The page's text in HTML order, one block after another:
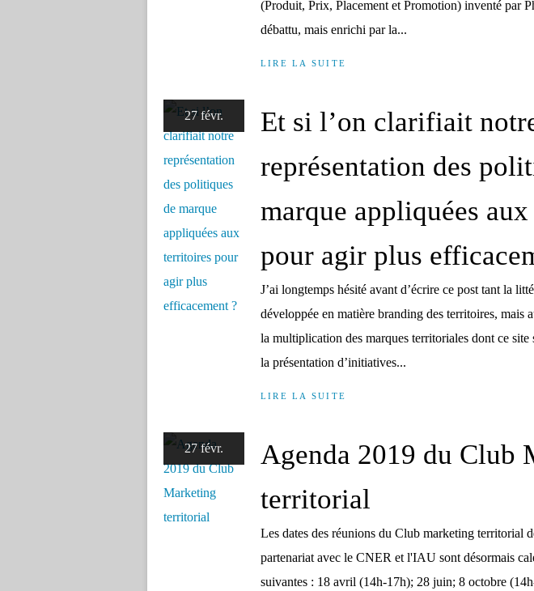
(Produit, Prix, Placement et Promotion) inventé par
débattu, mais enrichi par la...
LIRE LA SUITE
27 févr.
Et si l’on clarifiait
représentation des
marque appliquées
pour agir plus
J’ai longtemps hésité avant d’écrire ce post tant la
développée en matière branding des territoires, mais
la multiplication des marques territoriales dont ce site
la présentation d’initiatives...
LIRE LA SUITE
27 févr.
Agenda 2019 du Club
territorial
Les dates des réunions du Club marketing territorial
partenariat avec le CNER et l'IAU sont désormais
suivantes : 18 avril (14h-17h); 28 juin; 8 octobre